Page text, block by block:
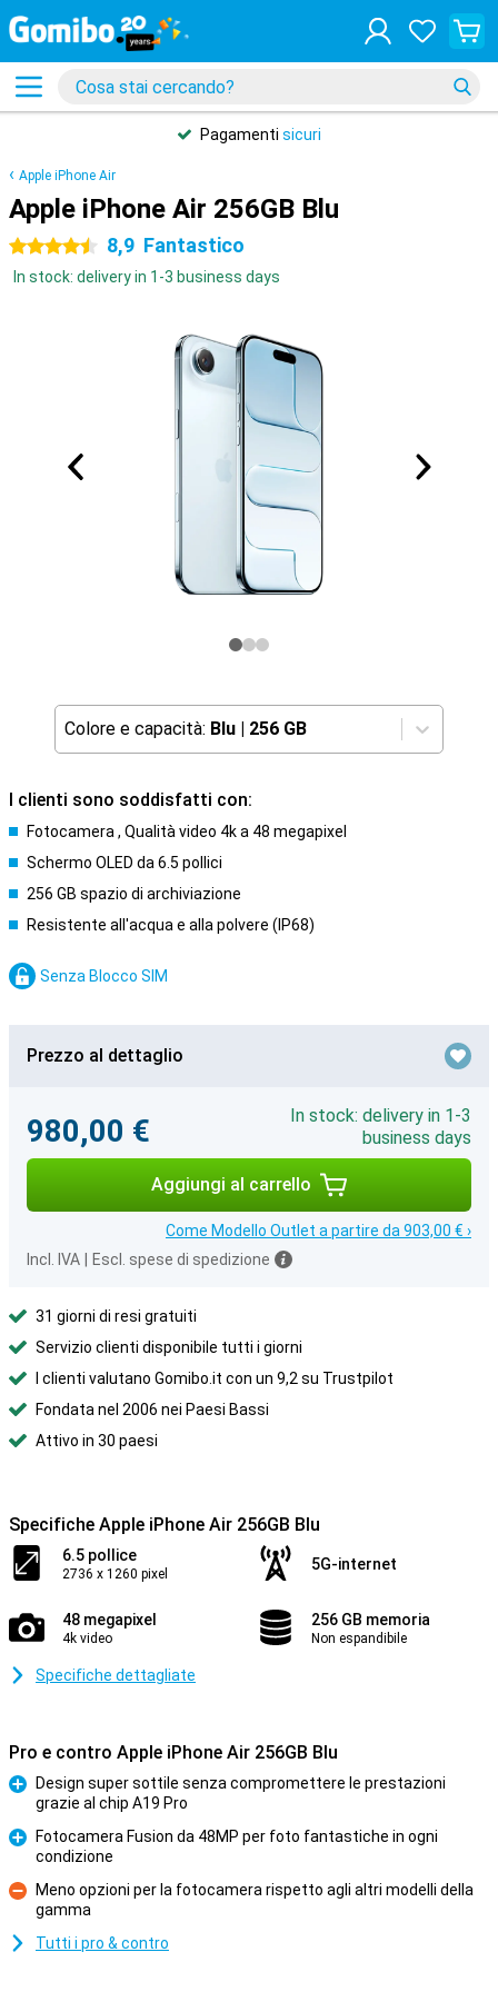
Pagamenti sicuri
Apple iPhone Air
Apple iPhone Air 256GB Blu
4.5 stelle 8,9 Fantastico
In stock: delivery in 1-3 business days
Colore e capacità: Blu | 256 GB
I clienti sono soddisfatti con:
Fotocamera , Qualità video 4k a 48 megapixel
Schermo OLED da 6.5 pollici
256 GB spazio di archiviazione
Resistente all'acqua e alla polvere (IP68)
Senza Blocco SIM
Prezzo al dettaglio
980,00 €
In stock: delivery in 1-3
business days
Aggiungi al carrello
Come Modello Outlet a partire da 903,00 € ›
Incl. IVA
Escl. spese di spedizione
31 giorni di resi gratuiti
Servizio clienti disponibile tutti i giorni
I clienti valutano Gomibo.it con un 9,2 su Trustpilot
Fondata nel 2006 nei Paesi Bassi
Attivo in 30 paesi
Specifiche Apple iPhone Air 256GB Blu
6.5 pollice
2736 x 1260 pixel
5G-internet
48 megapixel
4k video
256 GB memoria
Non espandibile
Specifiche dettagliate
Pro e contro Apple iPhone Air 256GB Blu
Design super sottile senza compromettere le prestazioni
grazie al chip A19 Pro
Fotocamera Fusion da 48MP per foto fantastiche in ogni
condizione
Contro
Meno opzioni per la fotocamera rispetto agli altri modelli della
gamma
Tutti i pro & contro